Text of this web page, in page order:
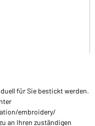
für Sie bestickt werden.
embroidery/
an Ihren zuständigen